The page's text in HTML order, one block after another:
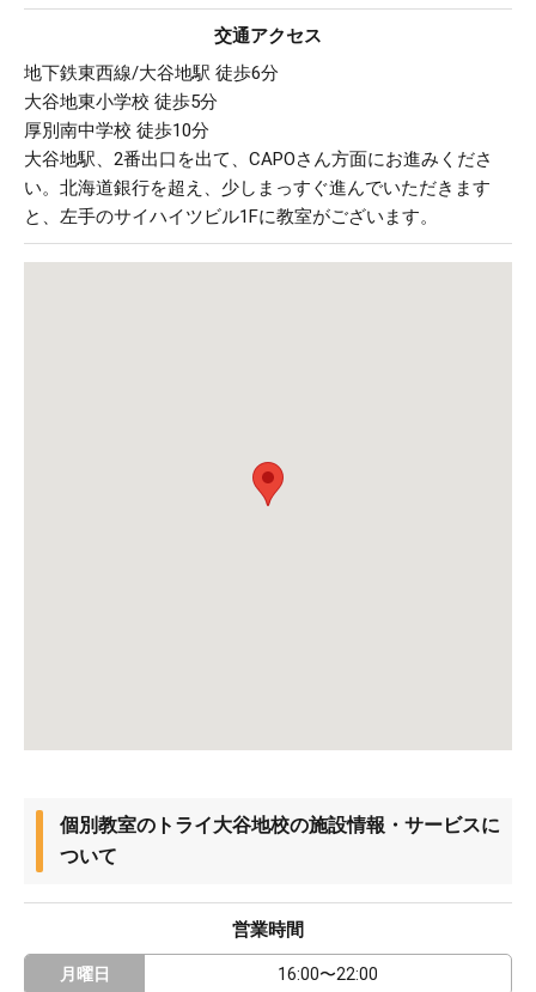
交通アクセス
地下鉄東西線/大谷地駅 徒歩6分
大谷地東小学校 徒歩5分
厚別南中学校 徒歩10分
大谷地駅、2番出口を出て、CAPOさん方面にお進みくださ
い。北海道銀行を超え、少しまっすぐ進んでいただきます
と、左手のサイハイツビル1Fに教室がございます。
個別教室のトライ大谷地校の施設情報・サービスに
ついて
営業時間
月曜日 16:00〜22:00